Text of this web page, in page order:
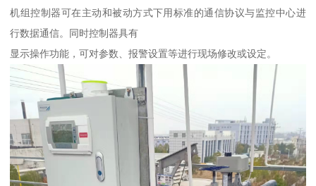
机组控制器可在主动和被动方式下用标准的通信协议与监控中心进
行数据通信。同时控制器具有
显示操作功能，可对参数、报警设置等进行现场修改或设定。